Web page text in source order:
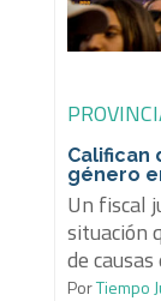
Califican
género
Un fiscal
situación
de
PorTiempo